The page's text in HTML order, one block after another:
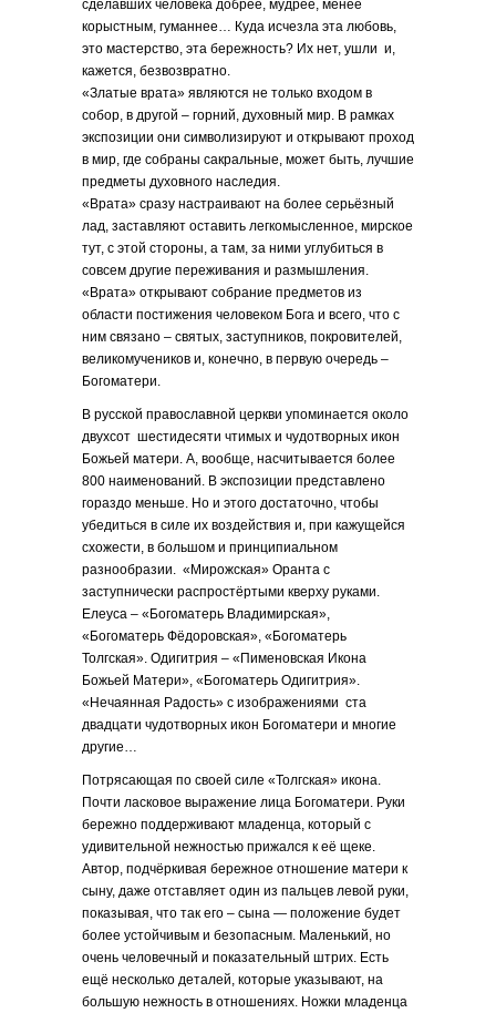
сделавших человека добрее, мудрее, менее
корыстным, гуманнее… Куда исчезла эта любовь,
это мастерство, эта бережность? Их нет, ушли и,
кажется, безвозвратно.
«Златые врата» являются не только входом в
собор, в другой – горний, духовный мир. В рамках
экспозиции они символизируют и открывают проход
в мир, где собраны сакральные, может быть, лучшие
предметы духовного наследия.
«Врата» сразу настраивают на более серьёзный
лад, заставляют оставить легкомысленное, мирское
тут, с этой стороны, а там, за ними углубиться в
совсем другие переживания и размышления.
«Врата» открывают собрание предметов из
области постижения человеком Бога и всего, что с
ним связано – святых, заступников, покровителей,
великомучеников и, конечно, в первую очередь –
Богоматери.
В русской православной церкви упоминается около
двухсот шестидесяти чтимых и чудотворных икон
Божьей матери. А, вообще, насчитывается более
800 наименований. В экспозиции представлено
гораздо меньше. Но и этого достаточно, чтобы
убедиться в силе их воздействия и, при кажущейся
схожести, в большом и принципиальном
разнообразии. «Мирожская» Оранта с
заступнически распростёртыми кверху руками.
Елеуса – «Богоматерь Владимирская»,
«Богоматерь Фёдоровская», «Богоматерь
Толгская». Одигитрия – «Пименовская Икона
Божьей Матери», «Богоматерь Одигитрия».
«Нечаянная Радость» с изображениями ста
двадцати чудотворных икон Богоматери и многие
другие…
Потрясающая по своей силе «Толгская» икона.
Почти ласковое выражение лица Богоматери. Руки
бережно поддерживают младенца, который с
удивительной нежностью прижался к её щеке.
Автор, подчёркивая бережное отношение матери к
сыну, даже отставляет один из пальцев левой руки,
показывая, что так его – сына — положение будет
более устойчивым и безопасным. Маленький, но
очень человечный и показательный штрих. Есть
ещё несколько деталей, которые указывают, на
большую нежность в отношениях. Ножки младенца